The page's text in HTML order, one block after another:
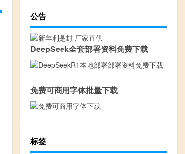
公告
DeepSeek全套部署资料免费下载
免费可商用字体批量下载
标签